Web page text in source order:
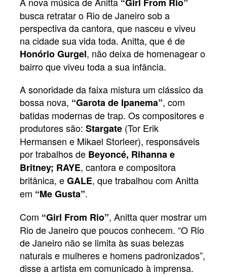
“Girl From Rio”
busca retratar o Rio de Janeiro sob a
perspectiva da cantora, que nasceu e viveu
na cidade sua vida toda. Anitta, que é de
Honório Gurgel, não deixa de homenagear o
bairro que viveu toda a sua infância.
A sonoridade da faixa mistura um clássico da
bossa nova, “Garota de Ipanema”, com
batidas modernas de trap. Os compositores e
produtores são: Stargate (Tor Erik
Hermansen e Mikael Storleer), responsáveis
por trabalhos de Beyoncé, Rihanna e
Britney; RAYE, cantora e compositora
britânica, eGALE, que trabalhou com Anitta
em “Me Gusta”.
Com “Girl From Rio”, Anitta quer mostrar um
Rio de Janeiro que poucos conhecem. “O Rio
de Janeiro não se limita às suas belezas
naturais e mulheres e homens padronizados”,
disse a artista em comunicado à imprensa.